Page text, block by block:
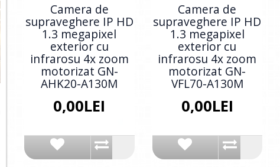
Camera de
supraveghere IP HD
1.3 megapixel
exterior cu
infrarosu 4x zoom
motorizat GN-
AHK20-A130M
0,00LEI
Camera de
supraveghere IP HD
1.3 megapixel
exterior cu
infrarosu 4x zoom
motorizat GN-
VFL70-A130M
0,00LEI